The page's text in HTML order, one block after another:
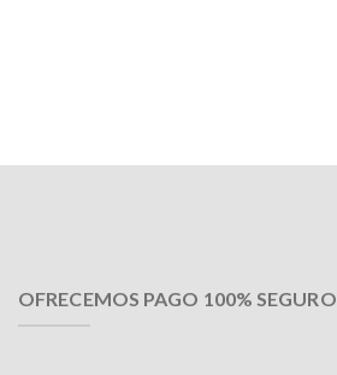
OFRECEMOS PAGO 100% SEGURO